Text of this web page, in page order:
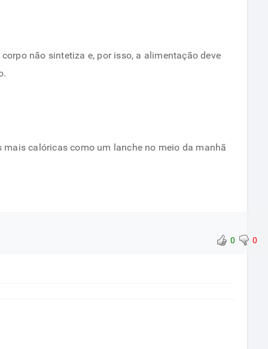
não sintetiza e, por isso, a alimentação deve
calóricas como um lanche no meio da manhã
0 0